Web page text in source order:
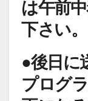
は午前
下さい。
●後日に
プログ